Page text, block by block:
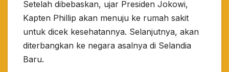
Setelah dibebaskan, ujar Presiden Jokowi,
Kapten Phillip akan menuju ke rumah sakit
untuk dicek kesehatannya. Selanjutnya, akan
diterbangkan ke negara asalnya di Selandia
Baru.